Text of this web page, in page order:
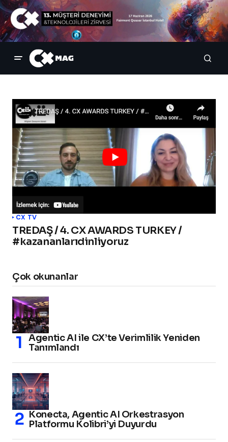
CX TV
TREDAŞ / 4. CX AWARDS TURKEY /
#kazananlarıdinliyoruz
Çok okunanlar
Agentic AI ile CX’te Verimlilik Yeniden
Tanımlandı
Konecta, Agentic AI Orkestrasyon
Platformu Kolibri’yi Duyurdu